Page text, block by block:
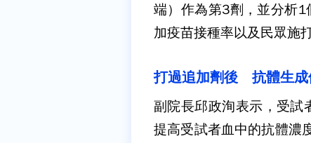
端）作為第3劑，並分析
加疫苗接種率以及民眾施
打過追加劑後 抗體生成
副院長邱政洵表示，受試
提高受試者血中的抗體濃